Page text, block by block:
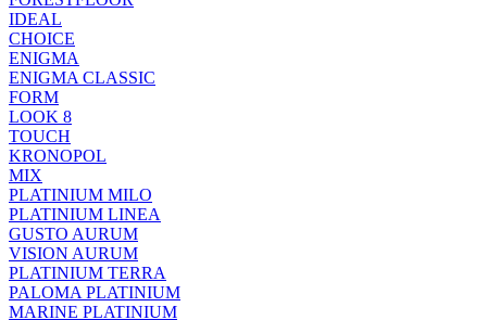
IDEAL
CHOICE
ENIGMA
ENIGMA CLASSIC
FORM
LOOK 8
TOUCH
KRONOPOL
MIX
PLATINIUM MILO
PLATINIUM LINEA
GUSTO AURUM
VISION AURUM
PLATINIUM TERRA
PALOMA PLATINIUM
MARINE PLATINIUM